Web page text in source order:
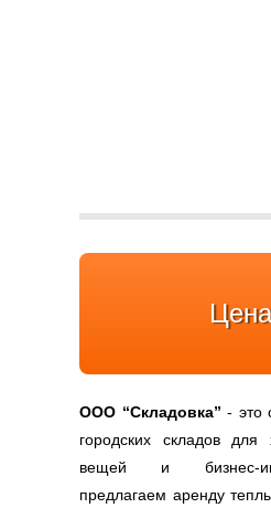
Цена
ООО “Складовка” - это
городских складов для
вещей и бизнес-
предлагаем аренду